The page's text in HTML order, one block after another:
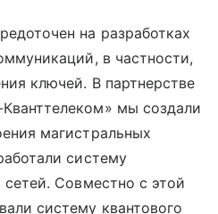
на разработках
в частности,
ключей. В партнерстве
мы создали
магистральных
систему
Совместно с этой
систему квантового